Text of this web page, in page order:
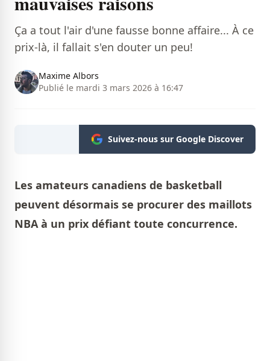
Ça a tout l'air d'une fausse bonne affaire... À ce
prix-là, il fallait s'en douter un peu!
Maxime Albors
Publié le mardi 3 mars 2026 à 16:47
Suivez-nous sur Google Discover
Les amateurs canadiens de basketball
peuvent désormais se procurer des maillots
NBA à un prix défiant toute concurrence.